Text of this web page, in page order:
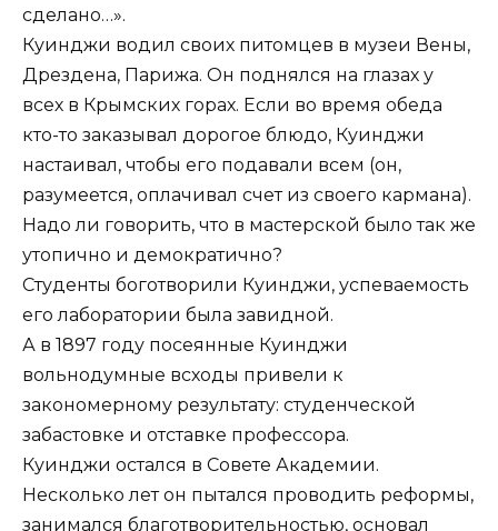
сделано…».
Куинджи водил своих питомцев в музеи Вены,
Дрездена, Парижа. Он поднялся на глазах у
всех в Крымских горах. Если во время обеда
кто-то заказывал дорогое блюдо, Куинджи
настаивал, чтобы его подавали всем (он,
разумеется, оплачивал счет из своего кармана).
Надо ли говорить, что в мастерской было так же
утопично и демократично?
Студенты боготворили Куинджи, успеваемость
его лаборатории была завидной.
А в 1897 году посеянные Куинджи
вольнодумные всходы привели к
закономерному результату: студенческой
забастовке и отставке профессора.
Куинджи остался в Совете Академии.
Несколько лет он пытался проводить реформы,
занимался благотворительностью, основал